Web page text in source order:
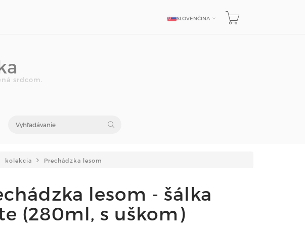
SLOVENČINA
JAZYK
srdcom.
kolekcia Prechádzka lesom
lesom - šálka
(280ml, s uškom)